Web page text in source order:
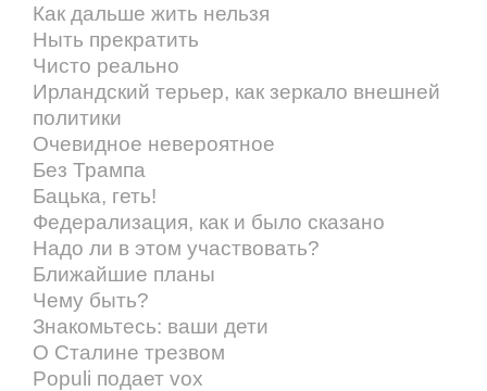
Как дальше жить нельзя
Ныть прекратить
Чисто реально
Ирландский терьер, как зеркало внешней
политики
Очевидное невероятное
Без Трампа
Бацька, геть!
Федерализация, как и было сказано
Надо ли в этом участвовать?
Ближайшие планы
Чему быть?
Знакомьтесь: ваши дети
О Сталине трезвом
Populi подает vox